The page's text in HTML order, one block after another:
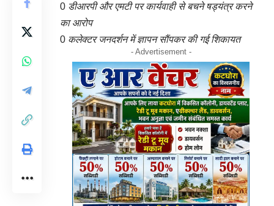
0 डीआरपी और एमटी पर कार्यवाही से बचने षड्यंत्र करने
का आरोप
0 कलेक्टर जनदर्शन में ज्ञापन सौंपकर की गई शिकायत
- Advertisement -